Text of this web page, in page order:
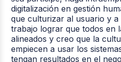
digitalización en gestión
que culturizar al usuario y
trabajo lograr que todos en
alineados y creo que la
empiecen a usar los
tengan resultados en el